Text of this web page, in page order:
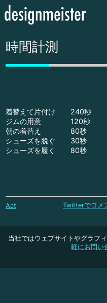
時間計測
着替えて片付け
240秒
ジムの用意
120秒
朝の着替え
80秒
シューズを脱ぐ
30秒
シューズを履く
80秒
Act Twitterでコメ
当社ではウェブサイトやグラフ
軽にお問い